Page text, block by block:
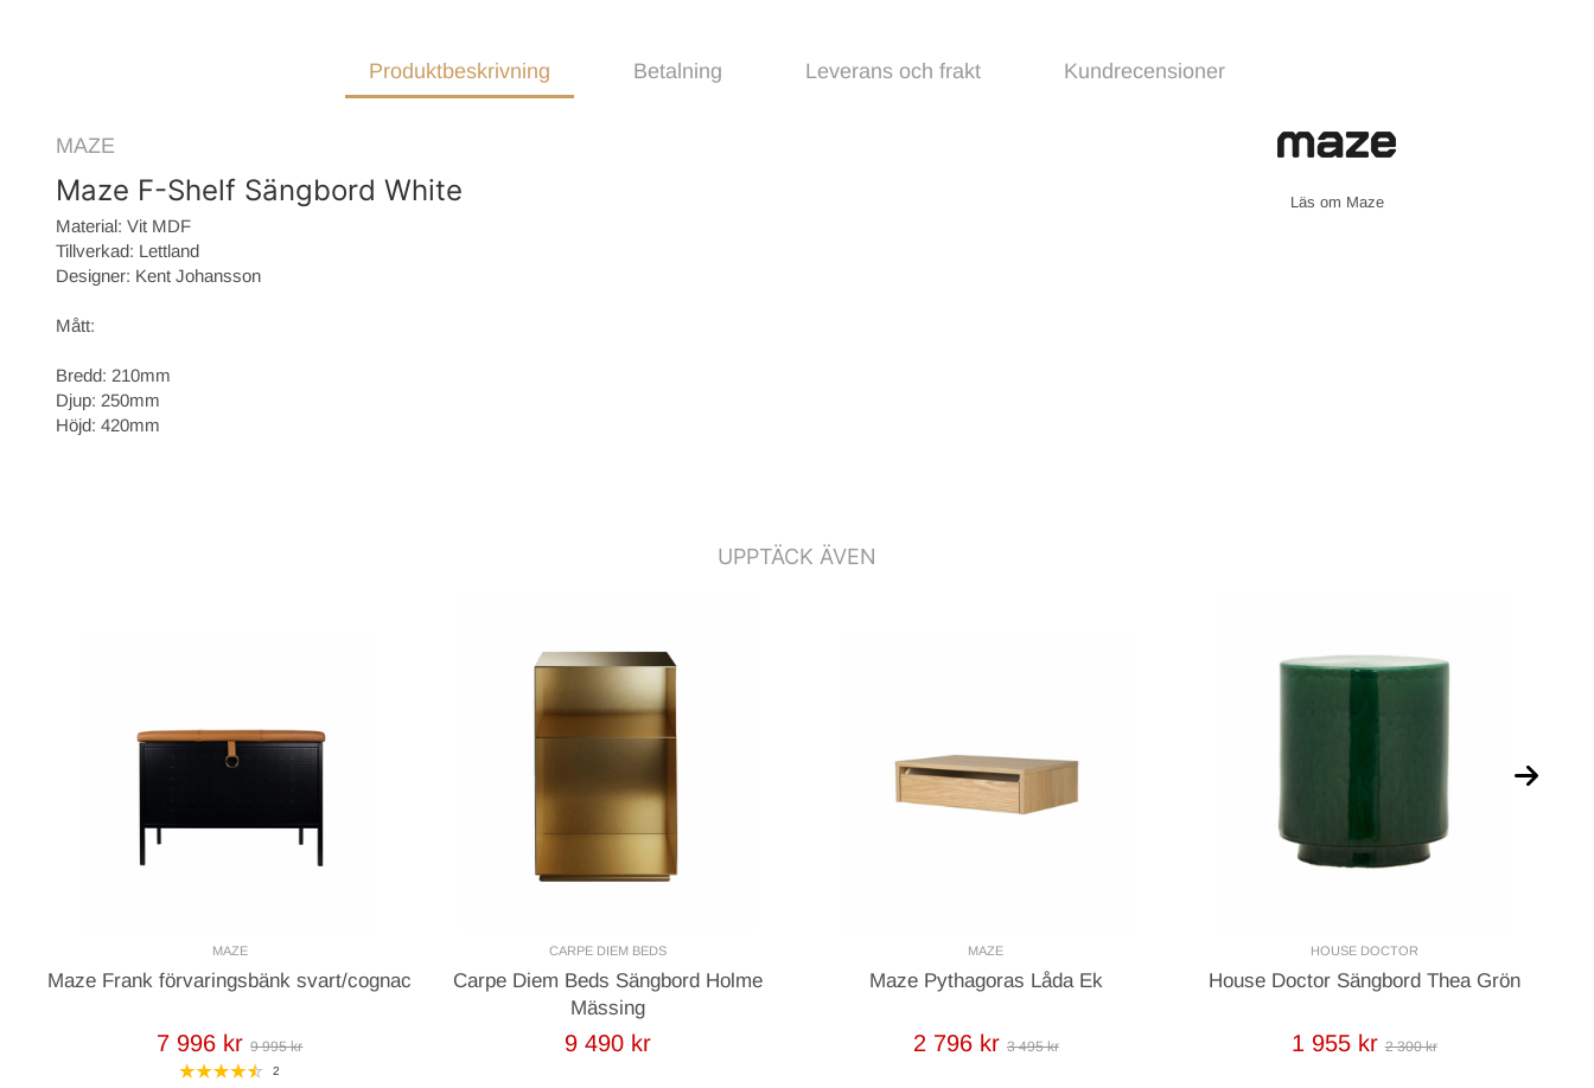
Produktbeskrivning
MAZE
Maze F-Shelf Sängbord White
Material: Vit MDF
Tillverkad: Lettland
Designer: Kent Johansson
Mått:
Bredd: 210mm
Djup: 250mm
Höjd: 420mm
Maze
Betalning Leverans och frakt Kundrecensioner
UPPTÄCK ÄVEN
MAZE
Maze Frank förvaringsbänk svart/cognac
7 996 kr 9 995 kr
2
CARPE DIEM BEDS
Carpe Diem Beds Sängbord Holme
Mässing
9 490 kr
MAZE
Maze Pythagoras Låda Ek
2 796 kr 3 495 kr
HOUSE DOCTOR
House Doctor Sängbord Thea Grön
1 955 kr 2 300 kr